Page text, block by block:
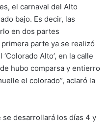
el carnaval del Alto
bajo. Es decir, las
en dos partes
parte ya se realizó
Alto’, en la calle
hubo comparsa y entierro
el colorado”, aclaró la
desarrollará los días 4 y